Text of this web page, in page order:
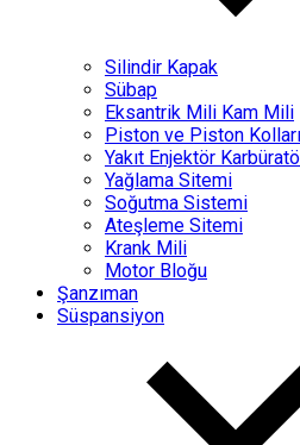
Silindir Kapak
Sübap
Eksantrik Mili Kam Mili
Piston ve Piston Kolları
Yakıt Enjektör
Yağlama Sitemi
Soğutma Sistemi
Ateşleme Sitemi
Krank Mili
Motor Bloğu
Şanzıman
Süspansiyon